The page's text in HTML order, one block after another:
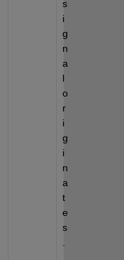
s
i
g
n
a
l
o
r
i
g
i
n
a
t
e
s